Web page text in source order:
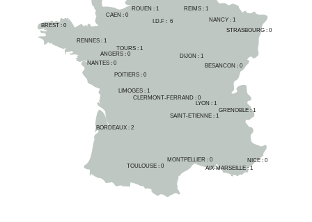
I.D.F : 6
AIX-MARSEILLE : 1
ANGERS : 0
BESANCON : 0
BORDEAUX : 2
BREST : 0
CAEN : 0
CLERMONT-FERRAND : 0
DIJON : 1
GRENOBLE : 1
LIMOGES : 1
LYON : 1
MONTPELLIER : 0
NANCY : 1
NANTES : 0
NICE : 0
POITIERS : 0
REIMS : 1
RENNES : 1
ROUEN : 1
SAINT-ETIENNE : 1
STRASBOURG : 0
TOULOUSE : 0
TOURS : 1